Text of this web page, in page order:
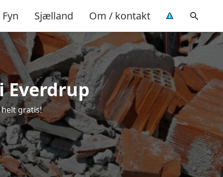
Fyn Sjælland Om / kontakt
gratis!